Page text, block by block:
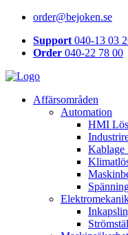
order@bejoken.se
Support 040-13 03
Order 040-22 78 00
Affärsområden
Automation
HMI
Kablage